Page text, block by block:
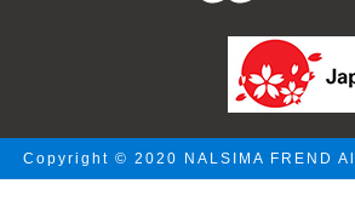
Copyright © 2020 NALSIMA FREND